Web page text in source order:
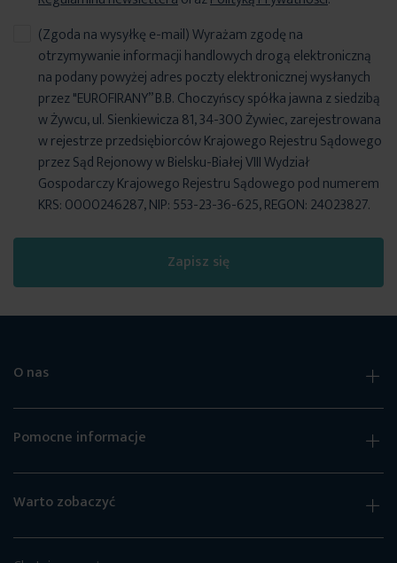
Zapisz się
(Zgoda na wysyłkę e-mail) Wyrażam zgodę na
otrzymywanie informacji handlowych drogą elektroniczną
na podany powyżej adres poczty elektronicznej wysłanych
przez "EUROFIRANY” B.B. Choczyńscy spółka jawna z siedzibą
w Żywcu, ul. Sienkiewicza 81, 34-300 Żywiec, zarejestrowana
w rejestrze przedsiębiorców Krajowego Rejestru Sądowego
przez Sąd Rejonowy w Bielsku-Białej VIII Wydział
Gospodarczy Krajowego Rejestru Sądowego pod numerem
KRS: 0000246287, NIP: 553-23-36-625, REGON: 24023827.
O nas
Pomocne informacje
Warto zobaczyć